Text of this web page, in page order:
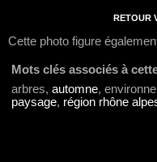
RETOUR
Cette photo figure
Mots clés associés à
arbres, automne,
paysage, région rhône